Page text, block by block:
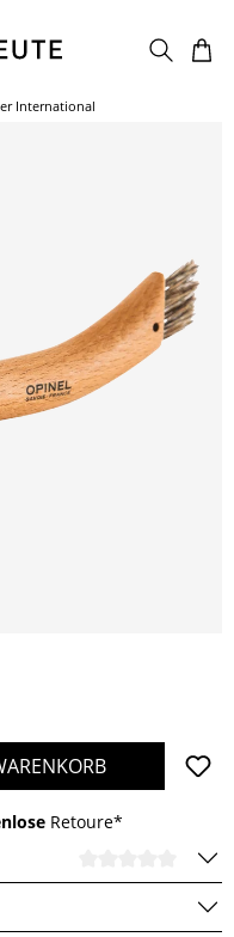
International
gewünschten
Retoure*